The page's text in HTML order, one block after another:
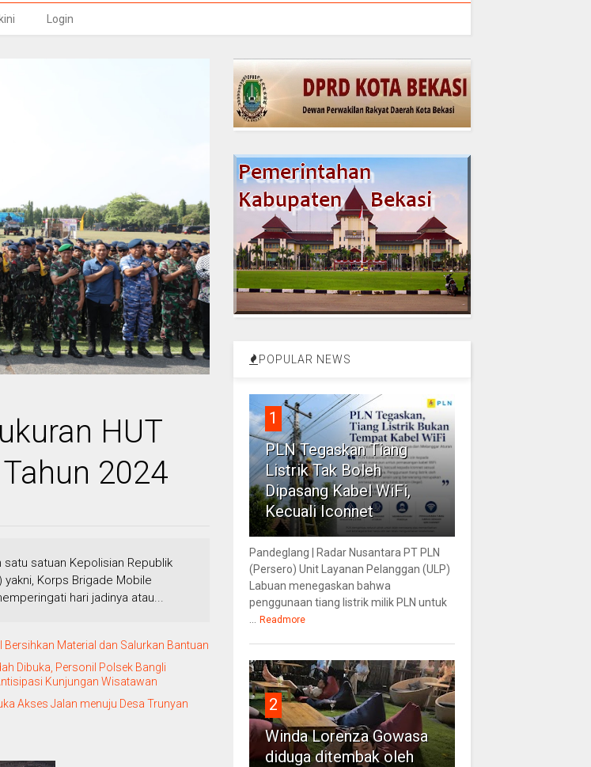
Login
HUT
2024
satu satuan Kepolisian Republik
yakni, Korps Brigade Mobile
hari jadinya atau...
Bersihkan Material dan Salurkan Bantuan
Dibuka, Personil Polsek Bangli
Kunjungan Wisatawan
Akses Jalan menuju Desa Trunyan
POPULAR NEWS
1
PLN Tegaskan Tiang
Listrik Tak Boleh
Dipasang Kabel WiFi,
Kecuali Iconnet
Pandeglang | Radar Nusantara PT PLN
(Persero) Unit Layanan Pelanggan (ULP)
Labuan menegaskan bahwa
penggunaan tiang listrik milik PLN untuk
Readmore
2
Winda Lorenza Gowasa
diduga ditembak oleh